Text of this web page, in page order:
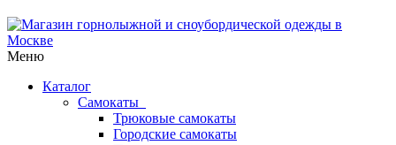
Меню
Каталог
Самокаты
Трюковые самокаты
Городские самокаты